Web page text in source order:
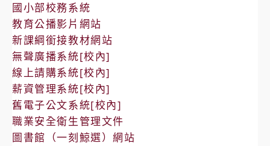
國小部校務系統
教育公播影片網站
新課綱銜接教材網站
無聲廣播系統[校內]
線上請購系統[校內]
薪資管理系統[校內]
舊電子公文系統[校內]
職業安全衛生管理文件
圖書館（一刻鯨選）網站